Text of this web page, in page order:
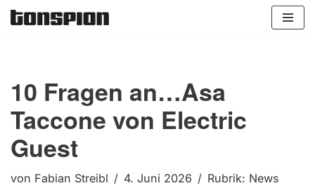
10 Fragen an…Asa
Taccone von Electric
Guest
von Fabian Streibl 4. Juni 2026 Rubrik: News